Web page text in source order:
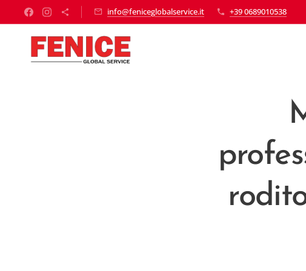
info@feniceglobalservice.it +39 0689010538